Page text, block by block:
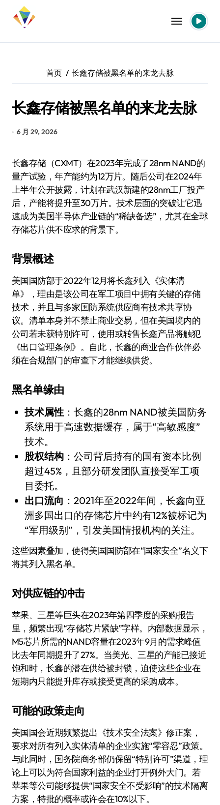
首页 长鑫存储被黑名单的来龙去脉
长鑫存储被黑名单的来龙去脉
6 月 29, 2026
长鑫存储（CXMT）在2023年完成了28nm NAND的
量产试验，年产能约为12万片。随后公司在2024年
上半年公开披露，计划在武汉新建的28nm工厂投产
后，产能将提升至30万片。技术层面的突破让它迅
速成为美国半导体产业链的“稀缺备选”，尤其在全球
存储芯片供不应求的背景下。
背景概述
美国国防部于2022年12月将长鑫列入《实体清
单》，理由是该公司在军工项目中拥有关键的存储
技术，并且与多家国防系统供应商有技术共享协
议。清单本身并不禁止商业交易，但在美国境内的
公司若未获特别许可，使用或转售长鑫产品将触犯
《出口管理条例》。自此，长鑫的商业合作伙伴必
须在合规部门的审查下才能继续供货。
黑名单缘由
技术属性：长鑫的28nm NAND被美国防务
系统用于高速数据缓存，属于“高敏感度”
技术。
股权结构：公司背后持有的国有资本比例
超过45%，且部分研发团队直接受军工项
目委托。
出口流向 ：2021年至2022年间，长鑫向亚
洲多国出口的存储芯片中约有12%被标记为
“军用级别”，引发美国情报机构的关注。
这些因素叠加，使得美国国防部在“国家安全”名义下
将其列入黑名单。
对供应链的冲击
苹果、三星等巨头在2023年第四季度的采购报告
里，频繁出现“存储芯片紧缺”字样。内部数据显示，
M5芯片所需的NAND容量在2023年9月的需求峰值
比去年同期提升了27%。当美光、三星的产能已接近
饱和时，长鑫的潜在供给被封锁，迫使这些企业在
短期内只能提升库存或接受更高的采购成本。
可能的政策走向
美国国会近期频繁提出《技术安全法案》修正案，
要求对所有列入实体清单的企业实施“零容忍”政策。
与此同时，国务院商务部仍保留“特别许可”渠道，理
论上可以为符合国家利益的企业打开例外大门。若
苹果等公司能够提供“国家安全不受影响”的技术隔离
方案，特批的概率或许会在10%以下。